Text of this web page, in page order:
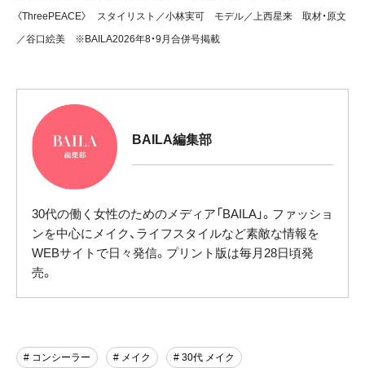
〈ThreePEACE〉 スタイリスト／小林実可 モデル／上西星来 取材・原文
／谷口絵美 ※BAILA2026年8・9月合併号掲載
BAILA編集部
30代の働く女性のためのメディア「BAILA」。ファッショ
ンを中心にメイク、ライフスタイルなど素敵な情報を
WEBサイトで日々発信。プリント版は毎月28日頃発
売。
# コンシーラー # メイク # 30代 メイク